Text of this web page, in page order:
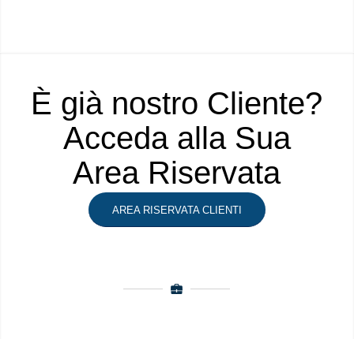
È già nostro Cliente?
Acceda alla Sua
Area Riservata
AREA RISERVATA CLIENTI